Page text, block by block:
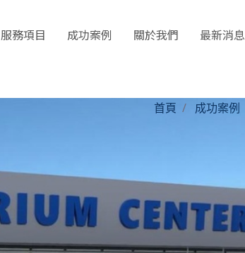
服務項目 成功案例 關於我們 最新消息
首頁 成功案例